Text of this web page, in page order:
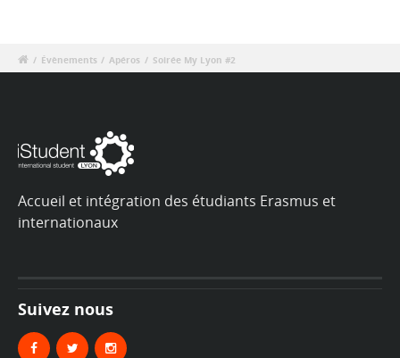
/ Évènements / Apéros / Soirée My Lyon #2
Accueil et intégration des étudiants Erasmus et
internationaux
Suivez nous